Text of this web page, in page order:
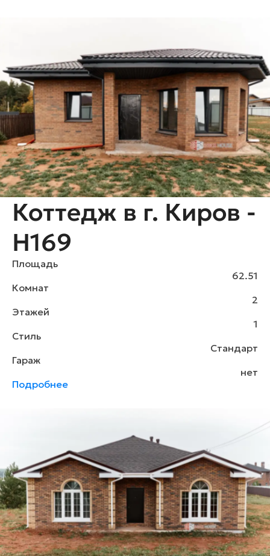
Коттедж в г. Киров -
H169
Площадь
62.51
Комнат
2
Этажей
1
Стиль
Стандарт
Гараж
нет
Подробнее